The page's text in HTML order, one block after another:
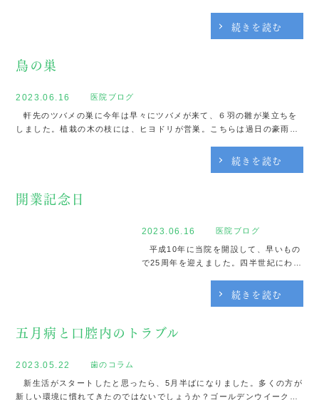
に感銘を受けて、自院のパースも是非に
続きを読む
鳥の巣
2023.06.16 医院ブログ
軒先のツバメの巣に今年は早々にツバメが来て、６羽の雛が巣立ちを
しました。植栽の木の枝には、ヒヨドリが営巣。こちらは過日の豪雨
と巣作りをしてもらえてなんとなく嬉しい気分ではありま...続きを読む
開業記念日
2023.06.16 医院ブログ
平成10年に当院を開設して、早いもの
で25周年を迎えました。四半世紀にわた
も、地域の方々やスタッフのおかげと感
は梅雨の合間の五月晴れ...
続きを読む
五月病と口腔内のトラブル
2023.05.22 歯のコラム
新生活がスタートしたと思ったら、5月半ばになりました。多くの方が
新しい環境に慣れてきたのではないでしょうか？ゴールデンウイークは